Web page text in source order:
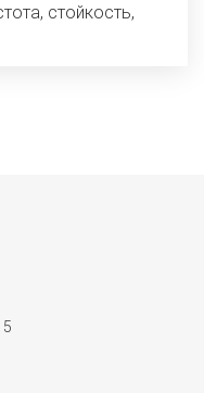
стойкость,
5